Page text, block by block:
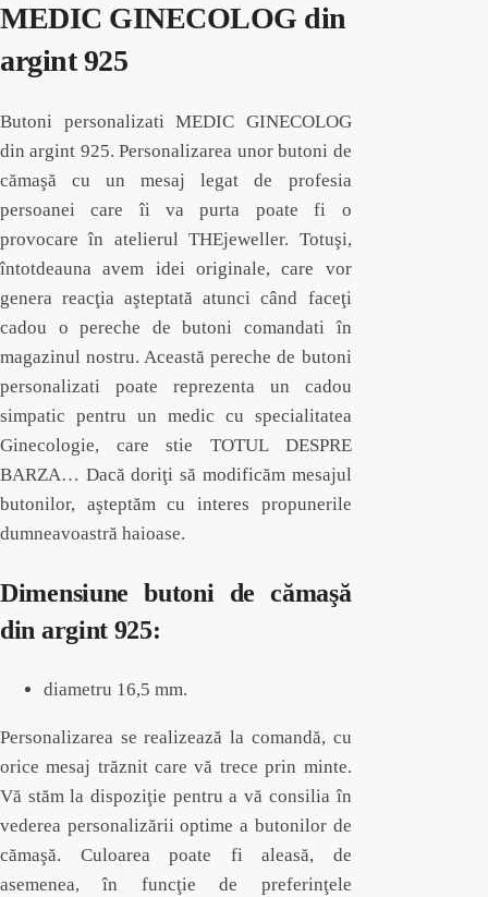
MEDIC GINECOLOG din
argint 925
Butoni personalizati MEDIC GINECOLOG
din argint 925. Personalizarea unor butoni de
cămaşă cu un mesaj legat de profesia
persoanei care îi va purta poate fi o
provocare în atelierul THEjeweller. Totuşi,
întotdeauna avem idei originale, care vor
genera reacţia aşteptată atunci când faceţi
cadou o pereche de butoni comandati în
magazinul nostru. Această pereche de butoni
personalizati poate reprezenta un cadou
simpatic pentru un medic cu specialitatea
Ginecologie, care stie TOTUL DESPRE
BARZA… Dacă doriţi să modificăm mesajul
butonilor, aşteptăm cu interes propunerile
dumneavoastră haioase.
Dimensiune butoni de cămaşă
din argint 925:
diametru 16,5 mm.
Personalizarea se realizează la comandă, cu
orice mesaj trăznit care vă trece prin minte.
Vă stăm la dispoziţie pentru a vă consilia în
vederea personalizării optime a butonilor de
cămaşă. Culoarea poate fi aleasă, de
asemenea, în funcţie de preferinţele